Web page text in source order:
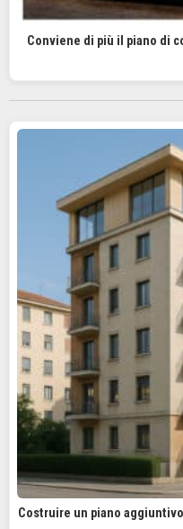
Conviene di più il piano di
Costruire un piano